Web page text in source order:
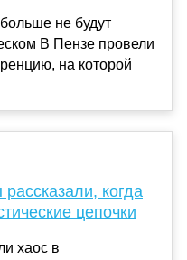
не будут
В Пензе провели
на которой
когда
цепочки
хаос в